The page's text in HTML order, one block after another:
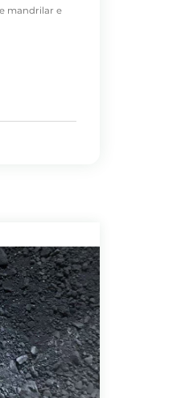
mandrilar e
fresas de tupia
comumente
metal duro